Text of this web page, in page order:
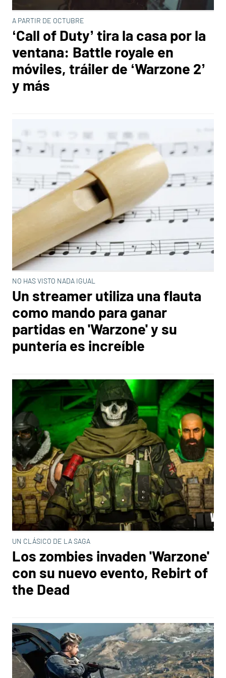
A PARTIR DE OCTUBRE
‘Call of Duty’ tira la casa por la
ventana: Battle royale en
móviles, tráiler de ‘Warzone 2’
y más
NO HAS VISTO NADA IGUAL
Un streamer utiliza una flauta
como mando para ganar
partidas en 'Warzone' y su
puntería es increíble
UN CLÁSICO DE LA SAGA
Los zombies invaden 'Warzone'
con su nuevo evento, Rebirt of
the Dead